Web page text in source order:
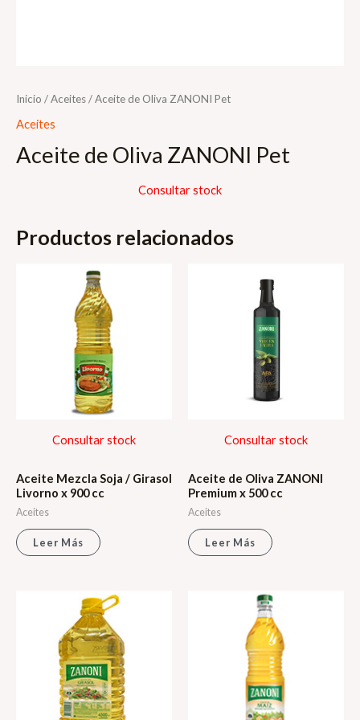
Inicio /Aceites/ Aceite de Oliva ZANONI Pet
Aceites
Aceite de Oliva ZANONI Pet
Consultar stock
Productos relacionados
Consultar stock
Aceite Mezcla Soja / Girasol
Livorno x 900 cc
Aceites
Leer Más
Consultar stock
Aceite de Oliva ZANONI
Premium x 500 cc
Aceites
Leer Más